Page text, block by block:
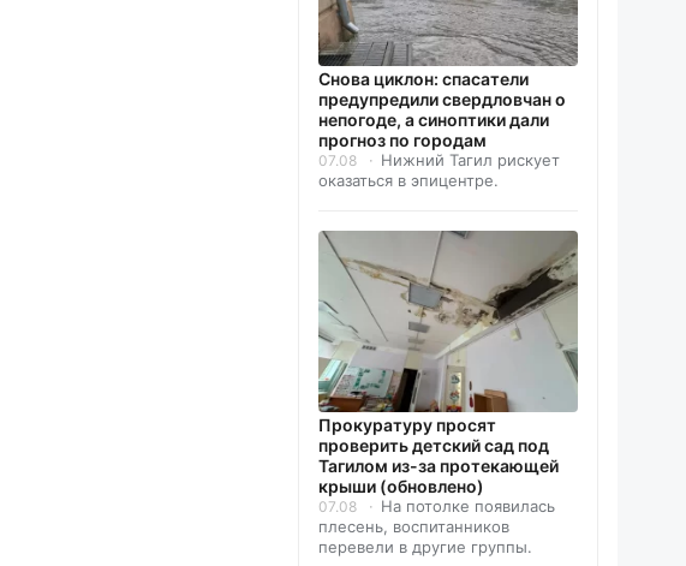
Снова циклон: спасатели
предупредили свердловчан о
непогоде, а синоптики дали
прогноз по городам
07.08
Нижний Тагил рискует
оказаться в эпицентре.
Прокуратуру просят
проверить детский сад под
Тагилом из-за протекающей
крыши (обновлено)
07.08
На потолке появилась
плесень, воспитанников
перевели в другие группы.